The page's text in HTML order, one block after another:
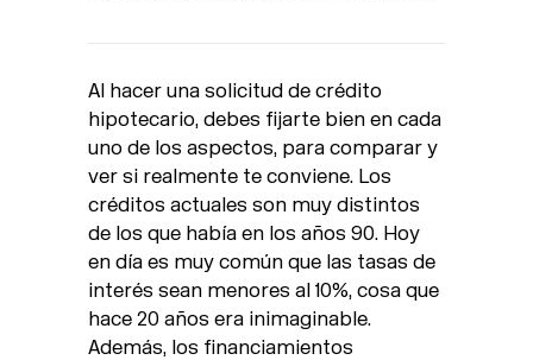
Al hacer una solicitud de crédito
hipotecario, debes fijarte bien en cada
uno de los aspectos, para comparar y
ver si realmente te conviene. Los
créditos actuales son muy distintos
de los que había en los años 90. Hoy
en día es muy común que las tasas de
interés sean menores al 10%, cosa que
hace 20 años era inimaginable.
Además, los financiamientos